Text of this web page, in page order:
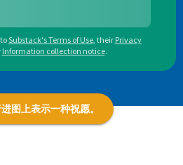
Substack's Terms of Use, their Privacy
Information collection notice.
图上表示一种祝愿。